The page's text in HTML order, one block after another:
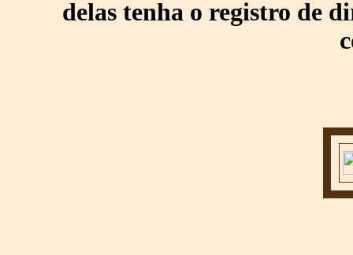
delas tenha o registro de